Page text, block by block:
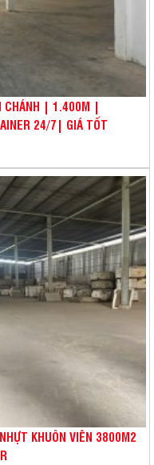
CHÁNH | 1.400M |
24/7| GIÁ TỐT
KHUÔN VIÊN 3800M2